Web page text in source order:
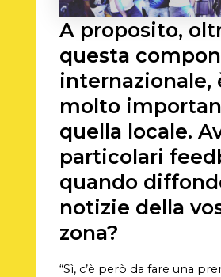
A proposito,
questa
internazionale,
molto
quella locale.
particolari
quando
notizie della
zona?
“Sì, c’è però da fare una